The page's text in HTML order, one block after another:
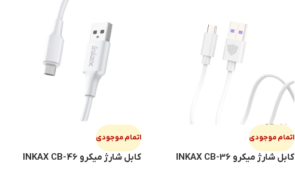
اتمام موجودی
کابل شارژ میکرو INKAX CB-36
اتمام موجودی
کابل شارژ میکرو INKAX CB-46